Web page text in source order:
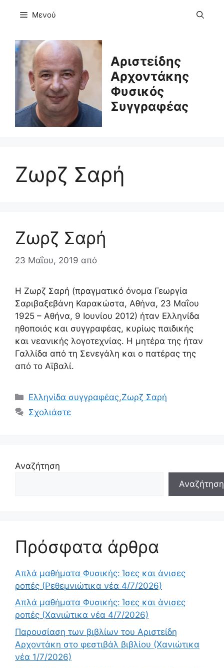
Μενού
Αριστείδης
Αρχοντάκης
Φυσικός
Συγγραφέας
Ζωρζ Σαρή
Ζωρζ Σαρή
23 Μαΐου, 2019 από
Η Ζωρζ Σαρή (πραγματικό όνομα Γεωργία
Σαριβαξεβάνη Καρακώστα, Αθήνα, 23 Μαΐου
1925 – Αθήνα, 9 Ιουνίου 2012) ήταν Ελληνίδα
ηθοποιός και συγγραφέας, κυρίως παιδικής
και νεανικής λογοτεχνίας. Η μητέρα της ήταν
Γαλλίδα από τη Σενεγάλη και ο πατέρας της
από το Αϊβαλί.
Κατηγορίες
Ελληνίδα συγγραφέας,Ζωρζ Σαρή
Σχολιάστε
Αναζήτηση
Αναζήτηση
Πρόσφατα άρθρα
Απλά μαθήματα Φυσικής: Ίσες και άνισες
ροπές (Ρεθεμνιώτικα νέα 4/7/2026)
Απλά μαθήματα Φυσικής: Ίσες και άνισες
ροπές (Χανιώτικα νέα 4/7/2026)
Παρουσίαση των βιβλίων του Αριστείδη
Αρχοντάκη στο φεστιβάλ βιβλίου (Χανιώτικα
νέα 1/7/2026)